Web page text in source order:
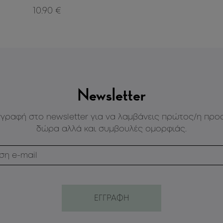
10.90 €
Newsletter
στο newsletter για να λαμβάνεις πρώτος/η
δώρα αλλά και συμβουλές ομορφιάς.